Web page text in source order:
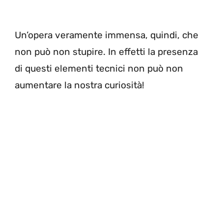
Un’opera veramente immensa, quindi, che
non può non stupire. In effetti la presenza
di questi elementi tecnici non può non
aumentare la nostra curiosità!